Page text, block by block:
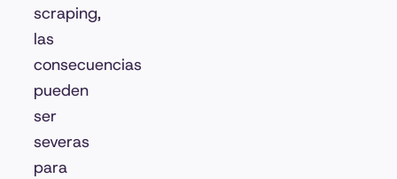
scraping,
las
consecuencias
pueden
ser
severas
para